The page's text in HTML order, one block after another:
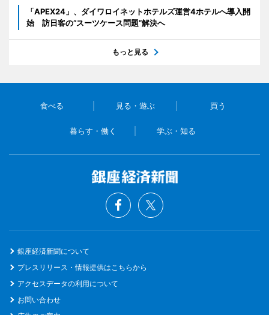
「APEX24」、ダイワロイネットホテルズ運営4ホテルへ導入開
始 訪日客の“スーツケース問題”解決へ
もっと見る
食べる 見る・遊ぶ 買う
暮らす・働く 学ぶ・知る
銀座経済新聞について
プレスリリース・情報提供はこちらから
アクセスデータの利用について
お問い合わせ